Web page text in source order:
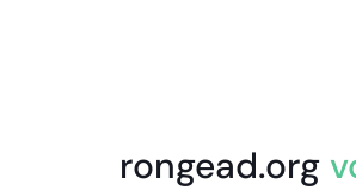
rongead.org